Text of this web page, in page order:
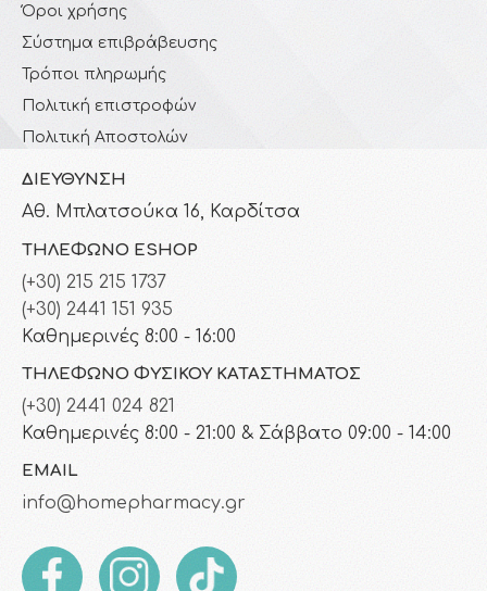
Όροι χρήσης
Σύστημα επιβράβευσης
Τρόποι πληρωμής
Πολιτική επιστροφών
Πολιτική Αποστολών
ΔΙΕΎΘΥΝΣΗ
Αθ. Μπλατσούκα 16, Καρδίτσα
ΤΗΛΈΦΩΝΟ ESHOP
(+30) 215 215 1737
(+30) 2441 151 935
Καθημερινές 8:00 - 16:00
ΤΗΛΈΦΩΝΟ ΦΥΣΙΚΟΎ ΚΑΤΑΣΤΉΜΑΤΟΣ
(+30) 2441 024 821
Καθημερινές 8:00 - 21:00 & Σάββατο 09:00 - 14:00
EMAIL
info@homepharmacy.gr